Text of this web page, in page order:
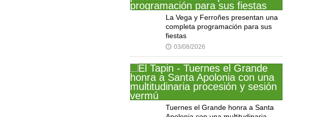
La Vega y Ferroñes presentan una
completa programación para sus
fiestas
🕔 03/08/2026
Tuernes el Grande honra a Santa